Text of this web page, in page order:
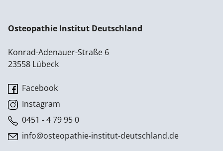
Osteopathie Institut Deutschland
Konrad-Adenauer-Straße 6
23558 Lübeck
Facebook
Instagram
0451 - 4 79 95 0
info@osteopathie-institut-deutschland.de